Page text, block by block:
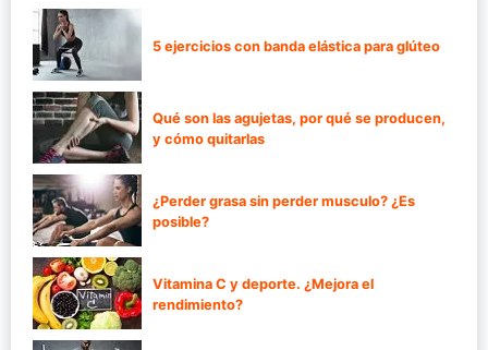
5 ejercicios con banda elástica para glúteo
Qué son las agujetas, por qué se producen,
y cómo quitarlas
¿Perder grasa sin perder musculo? ¿Es
posible?
Vitamina C y deporte. ¿Mejora el
rendimiento?